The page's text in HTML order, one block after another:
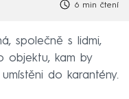
6 min čtení
společně s lidmi,
objektu, kam by
do karantény.